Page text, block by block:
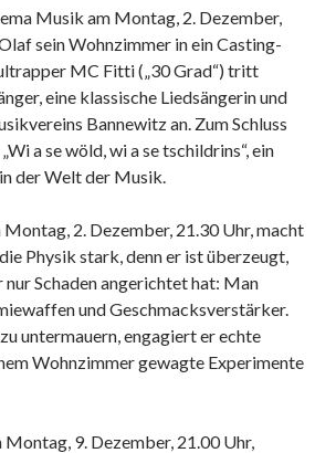
Musik am Montag, 2. Dezember,
sein Wohnzimmer in ein Casting-
MC Fitti („30 Grad“) tritt
eine klassische Liedsängerin und
Bannewitz an. Zum Schluss
a se wöld, wi a se tschildrins“, ein
der Welt der Musik.
2. Dezember, 21.30 Uhr, macht
Physik stark, denn er ist überzeugt,
nur Schaden angerichtet hat: Man
und Geschmacksverstärker.
untermauern, engagiert er echte
Wohnzimmer gewagte Experimente
Montag, 9. Dezember, 21.00 Uhr,